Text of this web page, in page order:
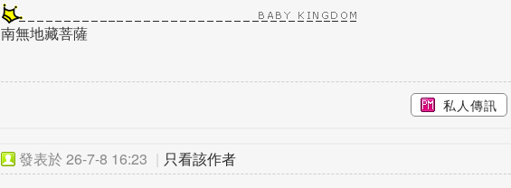
南無地藏菩薩
私人傳訊
發表於 26-7-8 16:23 | 只看該作者